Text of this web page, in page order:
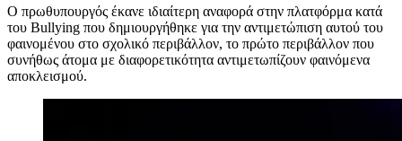
Ο πρωθυπουργός έκανε ιδιαίτερη αναφορά στην πλατφόρμα κατά
του Bullying που δημιουργήθηκε για την αντιμετώπιση αυτού του
φαινομένου στο σχολικό περιβάλλον, το πρώτο περιβάλλον που
συνήθως άτομα με διαφορετικότητα αντιμετωπίζουν φαινόμενα
αποκλεισμού.